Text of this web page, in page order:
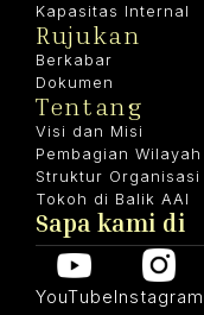
Kapasitas Internal
Rujukan
Berkabar
Dokumen
Tentang
Visi dan Misi
Pembagian Wilayah
Struktur Organisasi
Tokoh di Balik AAI
Sapa kami di
YouTubeInstagram